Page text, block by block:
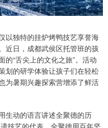
以独特的挂炉烤鸭技艺享誉海
近日，成都武侯区托管班的孩
“舌尖上的文化之旅”。活动
划的研学体验让孩子们在轻松
为暑期兴趣探索营增添了鲜活
生动的语言讲述全聚德的历
技艺的代表，全聚德用百年坚